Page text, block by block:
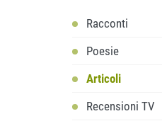
Racconti
Poesie
Articoli
Recensioni TV